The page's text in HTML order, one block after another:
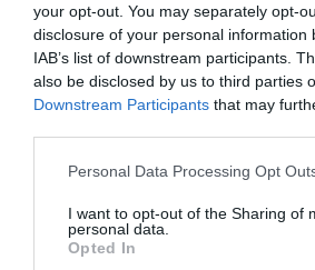
your opt-out. You may separately opt-
disclosure of your personal information
IAB’s list of downstream participants.
also be disclosed by us to third parties
Downstream Participants that may
Please note that this website/app uses
not limited to your visit or usage
grant or deny consent to Google and
use your data for below specified
Personal Data Processing Opt
I want to opt-out of the Sharing of
personal data.
Opted In
PRONEWS.GR /ΔΙΕΘΝΗΣ ΑΣΦΑΛΕΙΑ
Ιράν: «Φρένο» στο
αποχώρηση των ΗΠΑ
08.08.2026 | 20:52